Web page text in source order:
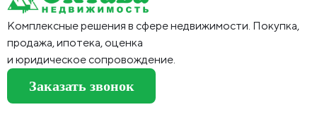
Комплексные решения в сфере недвижимости. Покупка,
продажа, ипотека, оценка
и юридическое сопровождение.
Заказать звонок